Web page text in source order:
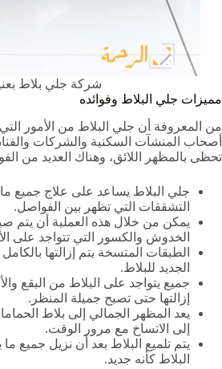
شركة جلي بلاط
مميزات جلي البلاط وفوائده
من المعروفة أن جلي البلاط من الأمور التي
أصحاب المنشآت السكنية والشركات
تحظى بالمظهر اللائق، وهناك العديد من
جلي البلاط يساعد على علاج جميع
التشققات التي تظهر بين الفواصل.
يمكن من خلال هذه العملية أن يتم
الخدوش والكسور التي تتواجد على
الطبقات المتسخة يتم إزالتها
الجديد للبلاط.
جميع يتواجد على البلاط من البقع
إزالتها حتى تصبح جميلة المنظر.
يعد المظهر الجمالي إلى بلاط
إلى الاتساخ مع مرور الوقت.
يتم تلميع البلاط بعد أن نزيل جميع
البلاط كأنه جديد.